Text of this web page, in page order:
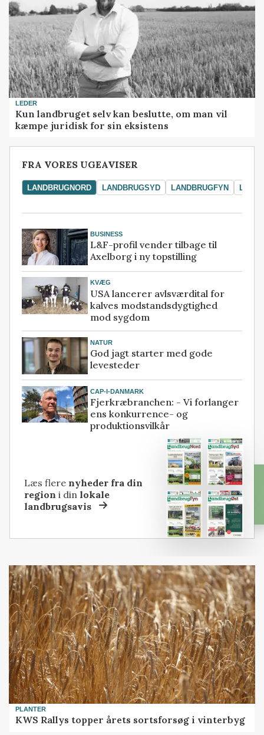
LEDER
Kun landbruget selv kan beslutte, om man vil
kæmpe juridisk for sin eksistens
FRA VORES UGEAVISER
LANDBRUGNORD LANDBRUGSYD LANDBRUGFYN
BUSINESS
L&F-profil vender tilbage til
Axelborg i ny topstilling
KVÆG
USA lancerer avlsværdital for
kalves modstandsdygtighed
mod sygdom
NATUR
God jagt starter med gode
levesteder
CAP-I-DANMARK
Fjerkræbranchen: - Vi forlanger
ens konkurrence- og
produktionsvilkår
Læs flere nyheder fra din
region i dinlokale
landbrugsavis
PLANTER
KWS Rallys topper årets sortsforsøg i vinterbyg